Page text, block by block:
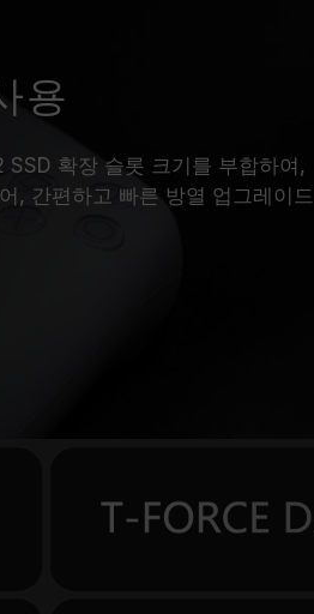
용
확장 슬롯 크기를 부합하여,
, 간편하고 빠른 방열 업그레이드